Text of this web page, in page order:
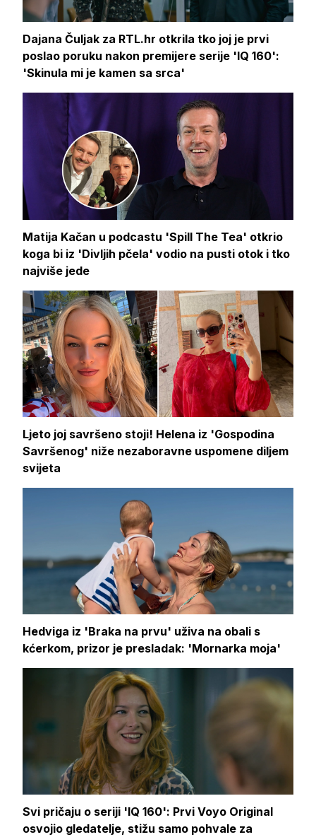
Dajana Čuljak za RTL.hr otkrila tko joj je prvi
poslao poruku nakon premijere serije 'IQ 160':
'Skinula mi je kamen sa srca'
Matija Kačan u podcastu 'Spill The Tea' otkrio
koga bi iz 'Divljih pčela' vodio na pusti otok i tko
najviše jede
Ljeto joj savršeno stoji! Helena iz 'Gospodina
Savršenog' niže nezaboravne uspomene diljem
svijeta
Hedviga iz 'Braka na prvu' uživa na obali s
kćerkom, prizor je presladak: 'Mornarka moja'
Svi pričaju o seriji 'IQ 160': Prvi Voyo Original
osvojio gledatelje, stižu samo pohvale za